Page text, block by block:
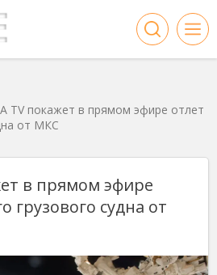
TV покажет в прямом эфире отлет
от МКС
в прямом эфире
грузового судна от